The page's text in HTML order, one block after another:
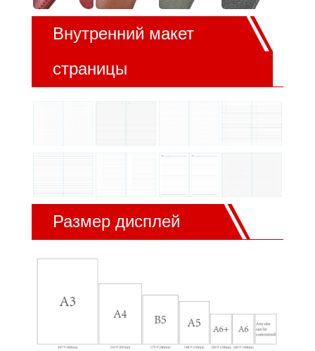
Внутренний макет
страницы
Размер дисплей